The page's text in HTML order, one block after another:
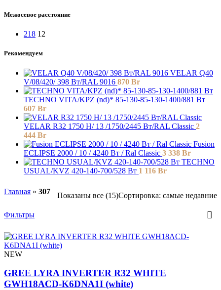
Межосевое расстояние
218 12
Рекомендуем
VELAR Q40
V/08/420/ 398 Bт/RAL 9016 870 Br
TECHNO VITA/KPZ (nd)* 85-130-85-130-1400/881 Вт
607 Br
VELAR R32 1750 H/ 13 /1750/2445 Вт/RAL Classic 2
444 Br
Fusion
ECLIPSE 2000 / 10 / 4240 Вт / Ral Classic 3 338 Br
TECHNO
USUAL/KVZ 420-140-700/528 Вт 1 116 Br
Главная » 307 Показаны все (15)Сортировка: самые недавние
Фильтры
NEW
GREE LYRA INVERTER R32 WHITE
GWH18ACD-K6DNA1I (white)